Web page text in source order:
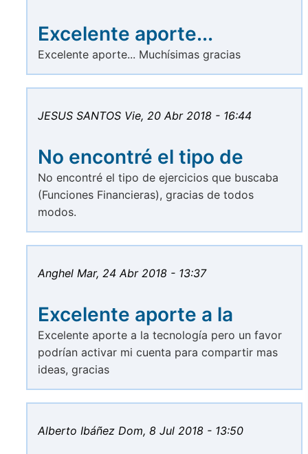
Excelente aporte...
Excelente aporte... Muchísimas gracias
JESUS SANTOS Vie, 20 Abr 2018 - 16:44
No encontré el tipo de
No encontré el tipo de ejercicios que buscaba
(Funciones Financieras), gracias de todos
modos.
Anghel Mar, 24 Abr 2018 - 13:37
Excelente aporte a la
Excelente aporte a la tecnología pero un favor
podrían activar mi cuenta para compartir mas
ideas, gracias
Alberto Ibáñez Dom, 8 Jul 2018 - 13:50